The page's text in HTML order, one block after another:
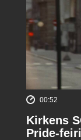
00:52
Kirkens
Pride-